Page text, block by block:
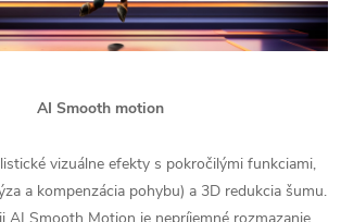
AI Smooth motion
vizuálne efekty s pokročilými funkciami,
a kompenzácia pohybu) a 3D redukcia šumu.
AI Smooth Motion je nepríjemné rozmazanie